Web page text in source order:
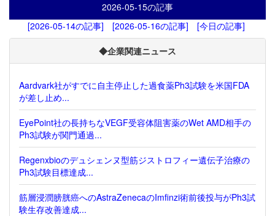
2026-05-15の記事
[2026-05-14の記事]
[2026-05-16の記事] [今日の記事]
◆企業関連ニュース
Aardvark社がすでに自主停止した過食薬Ph3試験を米国FDA
が差し止め...
EyePoint社の長持ちなVEGF受容体阻害薬のWet AMD相手の
Ph3試験が関門通過...
Regenxbioのデュシェンヌ型筋ジストロフィー遺伝子治療の
Ph3試験目標達成...
筋層浸潤膀胱癌へのAstraZenecaのImfinzi術前後投与がPh3試
験生存改善達成...